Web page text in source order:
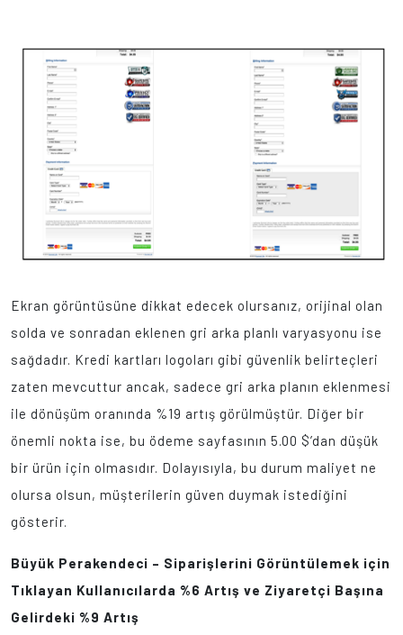
Ekran görüntüsüne dikkat edecek olursanız, orijinal olan
solda ve sonradan eklenen gri arka planlı varyasyonu ise
sağdadır. Kredi kartları logoları gibi güvenlik belirteçleri
zaten mevcuttur ancak, sadece gri arka planın eklenmesi
ile dönüşüm oranında %19 artış görülmüştür. Diğer bir
önemli nokta ise, bu ödeme sayfasının 5.00 $’dan düşük
bir ürün için olmasıdır. Dolayısıyla, bu durum maliyet ne
olursa olsun, müşterilerin güven duymak istediğini
gösterir.
Büyük Perakendeci – Siparişlerini Görüntülemek için
Tıklayan Kullanıcılarda %6 Artış ve Ziyaretçi Başına
Gelirdeki %9 Artış